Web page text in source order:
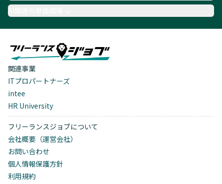
AI関連の単価相場
関連事業
ITプロパートナーズ
intee
HR University
フリーランスジョブについて
会社概要（運営会社）
お問い合わせ
個人情報保護方針
利用規約